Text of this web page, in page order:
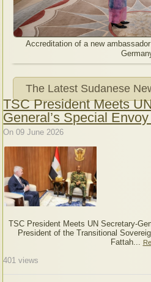
Accreditation of a new
The Latest Sudanese
TSC President Meets
General’s Special
On 09 June 2026
TSC President Meets UN Secretary-
President of the Transitional
Fattah...
401 views